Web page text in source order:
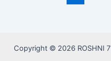
Copyright © 2026 ROSHNI